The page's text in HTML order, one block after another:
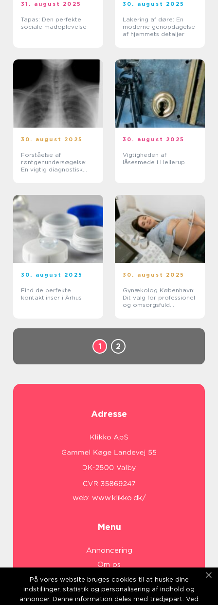
31. august 2025
Tapas: Den perfekte
sociale madoplevelse
30. august 2025
Lakering af døre: En
moderne genopdagelse
af hjemmets detaljer
30. august 2025
Forståelse af
røntgenundersøgelse:
En vigtig diagnostisk
30. august 2025
Vigtigheden af
låsesmede i Hellerup
30. august 2025
Find de perfekte
kontaktlinser i Århus
30. august 2025
Gynækolog København:
Dit valg for professionel
og omsorgsfuld
1 2
Adresse
web: www.klikko.dk/
Menu
Annoncering
Om os
Cookies
Kontakt os
På vores website bruges cookies til at huske dine
indstillinger, statistik og personalisering af indhold og
annoncer. Denne information deles med tredjepart. Ved